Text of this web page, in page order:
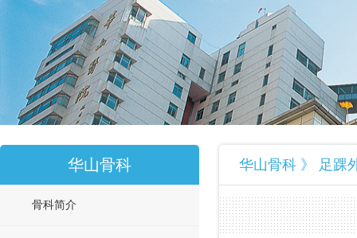
华山骨科
骨科简介
华山骨科 》 足踝